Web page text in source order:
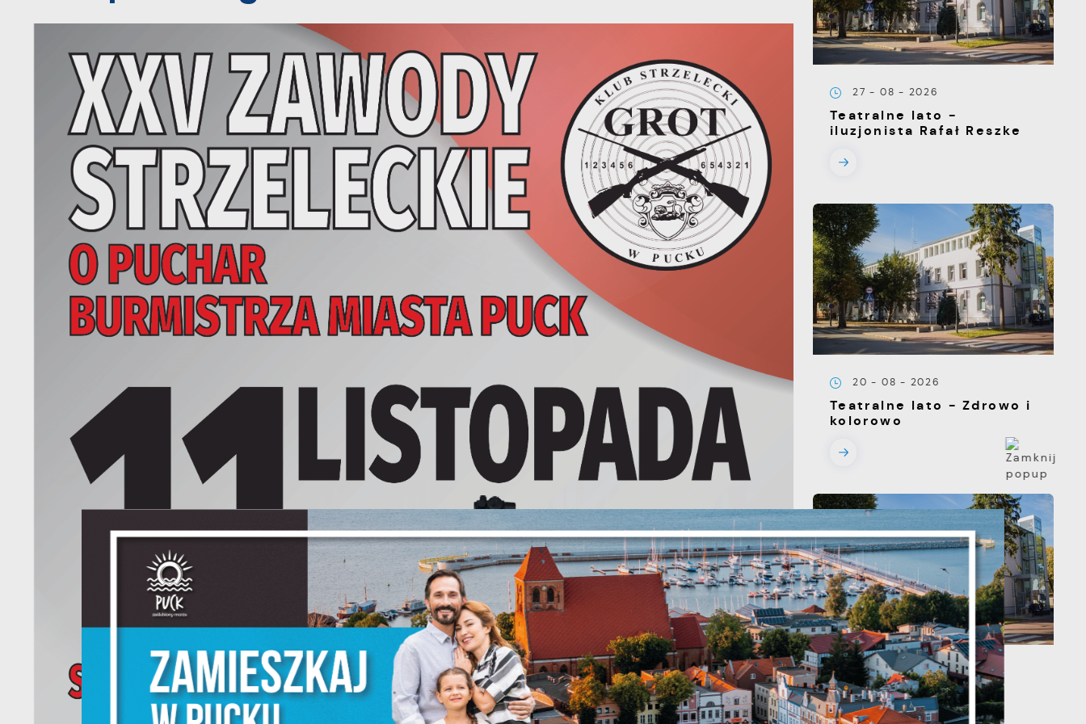
27 - 08 - 2026
Teatralne lato -
iluzjonista Rafał Reszke
20 - 08 - 2026
Teatralne lato - Zdrowo i
kolorowo
13 - 08 - 2026
Teatralne lato -
Roszpunka
Ustawienia
Szanujemy Twoją prywatność. Możesz zmienić ustawienia cookies
lub zaakceptować je wszystkie. W dowolnym momencie możesz
dokonać zmiany swoich ustawień.
Niezbędne
Niezbędne pliki cookies służą do prawidłowego funkcjonowania
strony internetowej i umożliwiają Ci komfortowe korzystanie z
oferowanych przez nas usług.
Pliki cookies odpowiadają na podejmowane przez Ciebie działania
w celu m.in. dostosowania Twoich ustawień preferencji
prywatności, logowania czy wypełniania formularzy. Dzięki plikom
Więcej